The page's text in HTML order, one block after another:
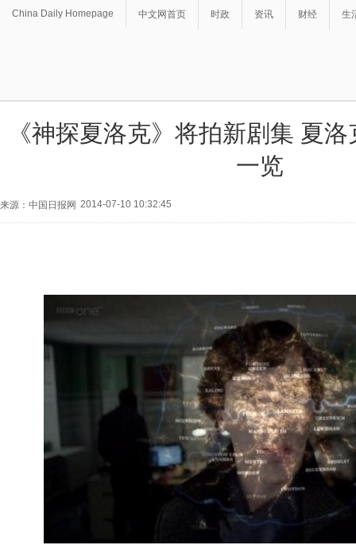
China Daily Homepage 中文网首页 时政 资讯 财经 生
《神探夏洛克》将拍新剧集 夏
一览
来源：中国日报网 2014-07-10 10:32:45